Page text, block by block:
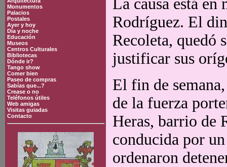
Monumentos
Palacios
Postales
Ayer y hoy
Día y noche
Educación
Museos
Centros Culturales
Bibliotecas
Dónde ir?
Tango show
Comer bien
Paseo de compras
Sabías que...?
Crease o no
Teléfonos útiles
Web amigas
Visitas guiadas
Contacto
La causa está en
Rodríguez. El
Recoleta, quedó
justificar sus
El fin de
de la fuerza
Heras, barrio de
conducida por
ordenaron